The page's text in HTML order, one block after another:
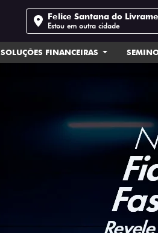
Felice Santana do
Estou em outra cidade
SOLUÇÕES FINANCEIRAS